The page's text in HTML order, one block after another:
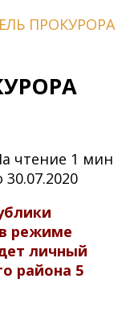
ПРОКУРОРА
чтение 1 мин
30.07.2020
режиме
личный
района 5